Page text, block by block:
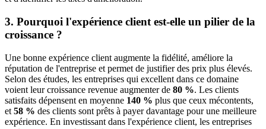
3. Pourquoi l'expérience client est-elle un pilier de la
croissance ?
Une bonne expérience client augmente la fidélité, améliore la
réputation de l'entreprise et permet de justifier des prix plus élevés.
Selon des études, les entreprises qui excellent dans ce domaine
voient leur croissance revenue augmenter de 80 %. Les clients
satisfaits dépensent en moyenne 140 % plus que ceux mécontents,
et 58 % des clients sont prêts à payer davantage pour une meilleure
expérience. En investissant dans l'expérience client, les entreprises